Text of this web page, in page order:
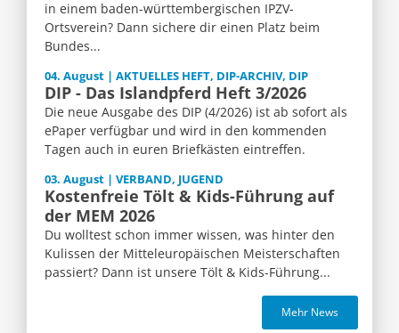
in einem baden-württembergischen IPZV-
Ortsverein? Dann sichere dir einen Platz beim
Bundes...
04. August | AKTUELLES HEFT, DIP-ARCHIV, DIP
DIP - Das Islandpferd Heft 3/2026
Die neue Ausgabe des DIP (4/2026) ist ab sofort als
ePaper verfügbar und wird in den kommenden
Tagen auch in euren Briefkästen eintreffen.
03. August | VERBAND, JUGEND
Kostenfreie Tölt & Kids-Führung auf
der MEM 2026
Du wolltest schon immer wissen, was hinter den
Kulissen der Mitteleuropäischen Meisterschaften
passiert? Dann ist unsere Tölt & Kids-Führung...
Mehr News